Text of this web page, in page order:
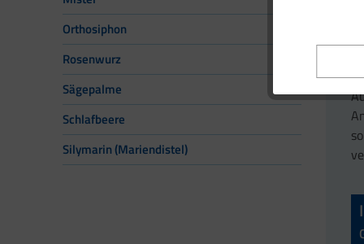
Orthosiphon
Rosenwurz
Sägepalme
Schlafbeere
Silymarin (Mariendistel)